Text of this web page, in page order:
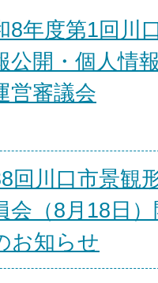
8年度第1回川
公開・個人情
営審議会
回川口市景観
会（8月18日）
お知らせ